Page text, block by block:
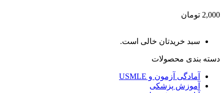
2,000 تومان
سبد خریدتان خالی است.
دسته بندی محصولات
آمادگی آزمون و USMLE
آموزش پزشکی